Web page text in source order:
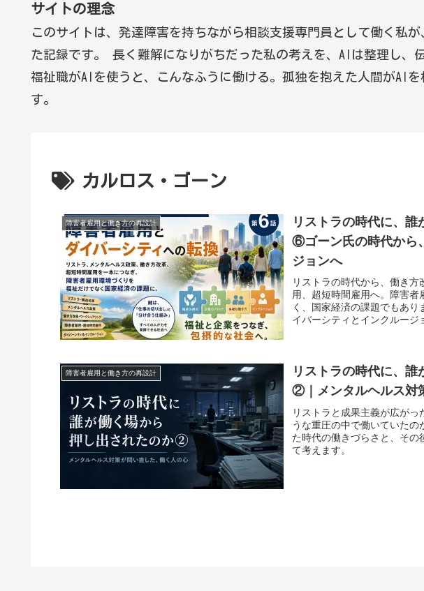
サイトの理念
このサイトは、発達障害を持ちながら相談支援専門員として働く私
た記録です。 長く難解になりがちだった私の考えを、AIは整理し、
福祉職がAIを使うと、こんなふうに働ける。孤独を抱えた人間がAI
す。
カルロス・ゴーン
障害者雇用と働き方の再設計
リストラの時代に、
⑥ゴーン氏の時代から
ジョンへ
リストラの時代から、働き
用、超短時間雇用へ。障害
く、国家経済の課題でもあ
イバーシティとインクルージ
障害者雇用と働き方の再設計
リストラの時代に、
②｜メンタルヘルス対
リストラと成果主義が広が
うな重圧の中で働いていた
た時代の働きづらさと、そ
て考えます。